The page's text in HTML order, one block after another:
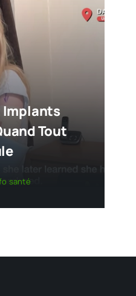
Implants
Tout
santé